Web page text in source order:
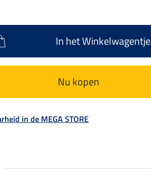
In het Winkelwagentje
Nu kopen
in de MEGA STORE